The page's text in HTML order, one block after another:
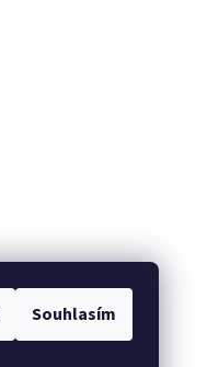
Souhlasím